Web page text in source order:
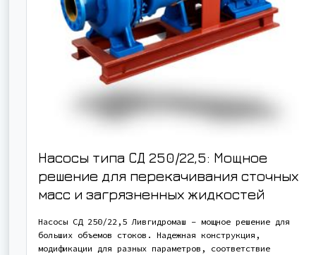
Насосы типа СД 250/22,5: Мощное
решение для перекачивания сточных
масс и загрязненных жидкостей
Насосы СД 250/22,5 Ливгидромаш – мощное решение для
больших объемов стоков. Надежная конструкция,
модификации для разных параметров, соответствие